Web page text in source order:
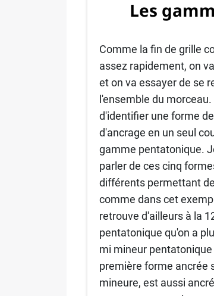
Les
Comme la fin de grille
assez rapidement, on
et on va essayer de se
l'ensemble du
d'identifier une forme
d'ancrage en un seul
gamme pentatonique.
parler de ces cinq
différents permettant
comme dans cet
retrouve d'ailleurs à la
pentatonique qu'on a
mi mineur
première forme ancrée
mineure, est aussi